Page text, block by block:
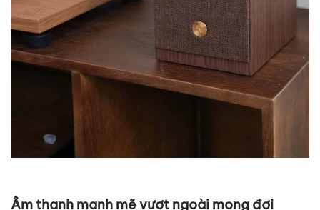
Âm thanh mạnh mẽ vượt ngoài mong đợi